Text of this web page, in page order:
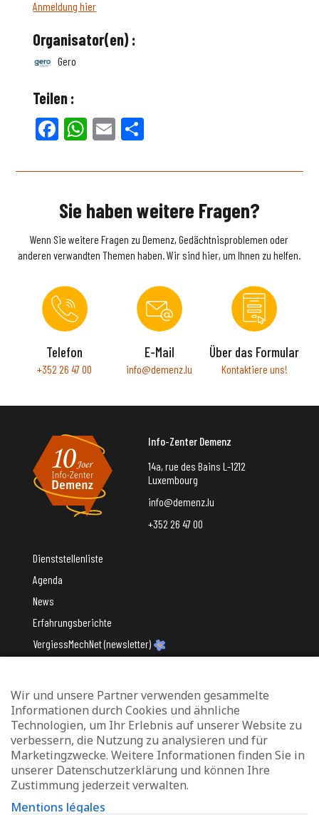
Anmeldung hier
Organisator(en) :
Gero
Teilen :
Facebook
WhatsApp
Email
Sie haben weitere Fragen?
Wenn Sie weitere Fragen zu Demenz, Gedächtnisproblemen oder
anderen verwandten Themen haben. Wir sind hier, um Ihnen zu helfen.
Telefon
+352 26 47 00
E-Mail
info@demenz.lu
Über das Formular
Kontaktiere uns!
Info-Zenter Demenz
14a, rue des Bains L-1212
Luxembourg
info@demenz.lu
+352 26 47 00
Dienststellenliste
Agenda
News
Erfahrungsberichte
VergiessMechNet (newsletter)
Mit Unterstützung des
Datenschutz und Verwaltung von Cookies
Wir und unsere Partner verwenden gesammelte
Informationen durch Cookies und ähnliche
Technologien, um Ihr Erlebnis auf unserer Website zu
verbessern, die Nutzung zu analysieren und für
Marketingzwecke. Weitere Informationen finden Sie in
unserer Datenschutzerklärung und können Ihre
Zustimmung jederzeit verwalten.
Mentions légales